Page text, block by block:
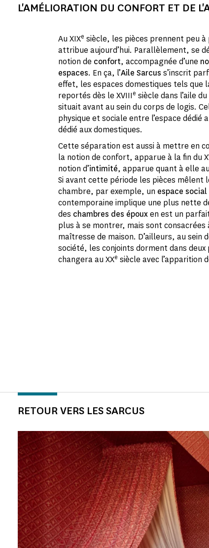
L'AMÉLIORATION DU CONFORT ET DE
Au XIXe siècle, les pièces prennent peu à
attribue aujourd’hui. Parallèlement, se
notion de confort, accompagnée d’une
espaces. En ça, l’Aile Sarcus s’inscrit
effet, les espaces domestiques tels que
reportés dès le XVIIIe siècle dans l’aile
situait avant au sein du corps de logis.
physique et sociale entre l’espace dédié
dédié aux domestiques.
Cette séparation est aussi à mettre en
la notion de confort, apparue à la fin du
notion d’intimité, apparue quant à elle
Si avant cette période les pièces mêlent
chambre, par exemple, un espace social
contemporaine implique une plus nette
des chambres des épouxen est un
plus à se montrer, mais sont consacrées
maîtresse de maison. D’ailleurs, au sein
société, les conjoints dorment dans deux
changera au XXe siècle avec l’apparition
RETOUR VERS LES SARCUS